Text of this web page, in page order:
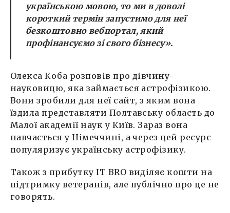
українською мовою, то ми в доволі
короткий термін запустимо для неї
безкоштовно вебпортал, який
профінансуємо зі свого бізнесу».
Олекса Коба розповів про дівчину-
науковицю, яка займається астрофізикою.
Вони зробили для неї сайт, з яким вона
їздила представляти Полтавську область до
Малої академії наук у Київ. Зараз вона
навчається у Німеччині, а через цей ресурс
популяризує українську астрофізику.
Також з прибутку IT BRO виділяє кошти на
підтримку ветеранів, але публічно про це не
говорять.